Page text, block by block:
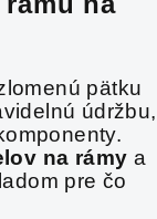
pätku
údržbu,
na rámy a
pre čo